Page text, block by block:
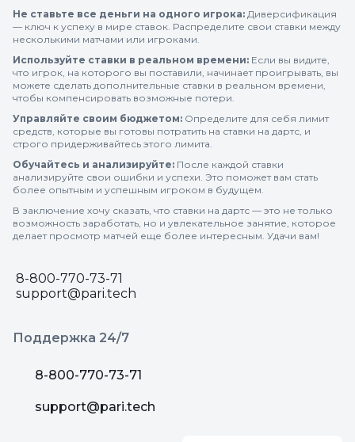
Не ставьте все деньги на одного игрока: Диверсификация
— ключ к успеху в мире ставок. Распределите свои ставки между
несколькими матчами или игроками.
Используйте ставки в реальном времени: Если вы видите,
что игрок, на которого вы поставили, начинает проигрывать, вы
можете сделать дополнительные ставки в реальном времени,
чтобы компенсировать возможные потери.
Управляйте своим бюджетом: Определите для себя лимит
средств, которые вы готовы потратить на ставки на дартс, и
строго придерживайтесь этого лимита.
Обучайтесь и анализируйте: После каждой ставки
анализируйте свои ошибки и успехи. Это поможет вам стать
более опытным и успешным игроком в будущем.
В заключение хочу сказать, что ставки на дартс — это не только
возможность заработать, но и увлекательное занятие, которое
делает просмотр матчей еще более интересным. Удачи вам!
8-800-770-73-71
support@pari.tech
Поддержка 24/7
8-800-770-73-71
support@pari.tech